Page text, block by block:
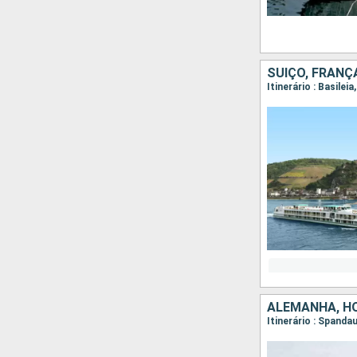
SUÍÇO,
Itinerário :
ALEMANHA,